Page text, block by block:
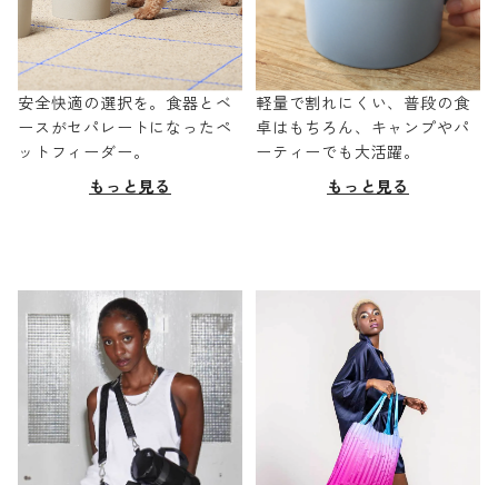
安全快適の選択を。食器とベ
ースがセパレートになったペ
ットフィーダー。
もっと見る
軽量で割れにくい、普段の食
卓はもちろん、キャンプやパ
ーティーでも大活躍。
もっと見る